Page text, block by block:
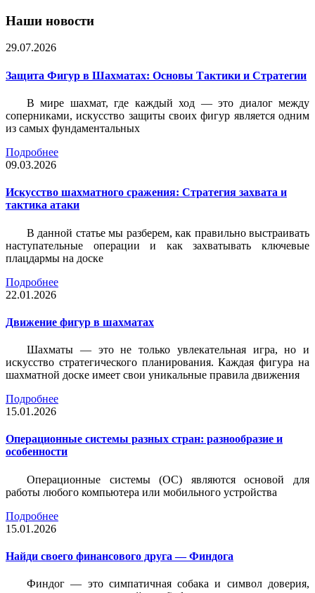
Наши новости
29.07.2026
Защита Фигур в Шахматах: Основы Тактики и Стратегии
В мире шахмат, где каждый ход — это диалог между
соперниками, искусство защиты своих фигур является одним
из самых фундаментальных
Подробнее
09.03.2026
Искусство шахматного сражения: Стратегия захвата и
тактика атаки
В данной статье мы разберем, как правильно выстраивать
наступательные операции и как захватывать ключевые
плацдармы на доске
Подробнее
22.01.2026
Движение фигур в шахматах
Шахматы — это не только увлекательная игра, но и
искусство стратегического планирования. Каждая фигура на
шахматной доске имеет свои уникальные правила движения
Подробнее
15.01.2026
Операционные системы разных стран: разнообразие и
особенности
Операционные системы (ОС) являются основой для
работы любого компьютера или мобильного устройства
Подробнее
15.01.2026
Найди своего финансового друга — Финдога
Финдог — это симпатичная собака и символ доверия,